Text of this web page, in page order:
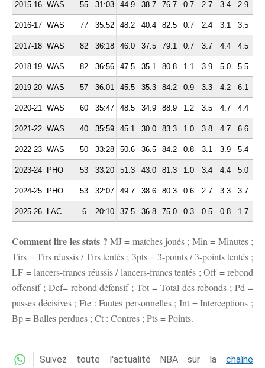
2015-16 WAS 55 31:03 44.9 38.7 76.7 0.7 2.7 3.4 2.9
2016-17 WAS 77 35:52 48.2 40.4 82.5 0.7 2.4 3.1 3.5
2017-18 WAS 82 36:18 46.0 37.5 79.1 0.7 3.7 4.4 4.5
2018-19 WAS 82 36:56 47.5 35.1 80.8 1.1 3.9 5.0 5.5
2019-20 WAS 57 36:01 45.5 35.3 84.2 0.9 3.3 4.2 6.1
2020-21 WAS 60 35:47 48.5 34.9 88.9 1.2 3.5 4.7 4.4
2021-22 WAS 40 35:59 45.1 30.0 83.3 1.0 3.8 4.7 6.6
2022-23 WAS 50 33:28 50.6 36.5 84.2 0.8 3.1 3.9 5.4
2023-24 PHO 53 33:20 51.3 43.0 81.3 1.0 3.4 4.4 5.0
2024-25 PHO 53 32:07 49.7 38.6 80.3 0.6 2.7 3.3 3.7
2025-26 LAC 6 20:10 37.5 36.8 75.0 0.3 0.5 0.8 1.7
Comment lire les stats ? MJ = matches joués ; Min = Minutes ;
Tirs = Tirs réussis / Tirs tentés ; 3pts = 3-points / 3-points tentés ;
LF = lancers-francs réussis / lancers-francs tentés ; Off = rebond
offensif ; Def= rebond défensif ; Tot = Total des rebonds ; Pd =
passes décisives ; Fte : Fautes personnelles ; Int = Interceptions ;
Bp = Balles perdues ; Ct : Contres ; Pts = Points.
Suivez toute l'actualité NBA sur la chaîne